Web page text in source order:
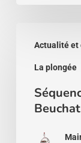
Actualité et
La plongée
vidéo
l’espace
Beuchat
Beuchat